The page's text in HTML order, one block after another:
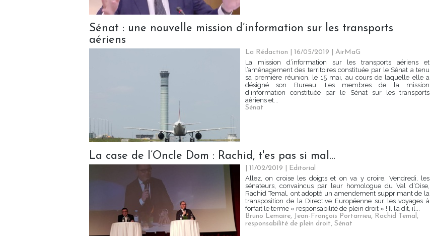
Sénat : une nouvelle mission d’information sur les transports
aériens
La Rédaction | 16/05/2019
AirMaG
La mission d’information sur les transports aériens et
l’aménagement des territoires constituée par le Sénat a tenu
sa première réunion, le 15 mai, au cours de laquelle elle a
désigné son Bureau. Les membres de la mission
d’information constituée par le Sénat sur les transports
aériens et...
Sénat
La case de l’Oncle Dom : Rachid, t'es pas si mal...
| 11/02/2019
Editorial
Allez, on croise les doigts et on va y croire. Vendredi, les
sénateurs, convaincus par leur homologue du Val d’Oise,
Rachid Temal, ont adopté un amendement supprimant de la
transposition de la Directive Européenne sur les voyages à
forfait le terme « responsabilité de plein droit » ! Il l’a dit, il...
Bruno Lemaire, Jean-François Portarrieu, Rachid Temal,
responsabilité de plein droit, Sénat